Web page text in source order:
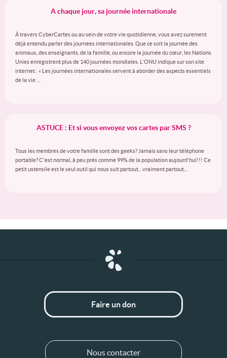
A chaque jour, sa journée internationale
À travers CyberCartes ou au sein de votre vie quotidienne, vous avez surement
déjà entendu parler des journées internationales. Que ce soit la journée des
animaux, des enseignants, de la famille, ou encore la journée du cœur, les Nations
Unies enregistrent plus de 140 journées mondiales. L’ONU indique sur son site
internet : « Les journées internationales servent à aborder des aspects essentiels
de la vie …
ASTUCE : Et si vous envoyez vos cartes par SMS ?
Tous les membres de votre famille sont des geeks? Jamais sans leur téléphone
portable? C'est normal, à peu près comme 99% de la population aujourd'hui!!! Ce
petit ustensile est le seul outil qui nous suit partout... vraiment partout...
Faire un don
Nous contacter